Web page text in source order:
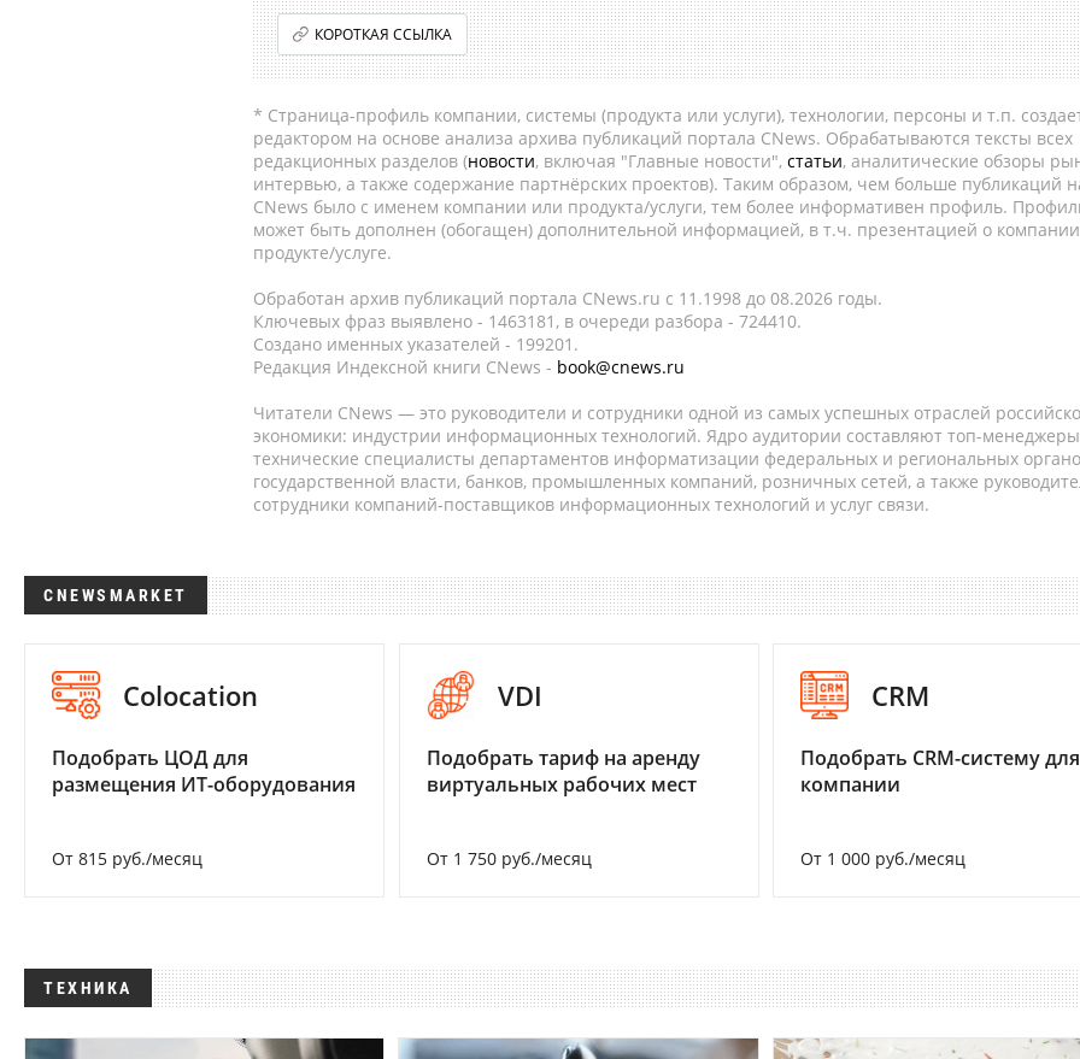
КОРОТКАЯ ССЫЛКА
* Страница-профиль компании, системы (продукта или услуги), технологии, персоны и т.п.
редактором на основе анализа архива публикаций портала CNews. Обрабатываются тексты всех
редакционных разделов (новости, включая "Главные новости", статьи, аналитические обзоры
интервью, а также содержание партнёрских проектов). Таким образом, чем больше публикаций
CNews было с именем компании или продукта/услуги, тем более информативен профиль.
может быть дополнен (обогащен) дополнительной информацией, в т.ч. презентацией о
продукте/услуге.
Обработан архив публикаций портала CNews.ru c 11.1998 до 08.2026 годы.
Ключевых фраз выявлено - 1463181, в очереди разбора - 724410.
Создано именных указателей - 199201.
Редакция Индексной книги CNews - book@cnews.ru
Читатели CNews — это руководители и сотрудники одной из самых успешных отраслей
экономики: индустрии информационных технологий. Ядро аудитории составляют топ-
технические специалисты департаментов информатизации федеральных и региональных
государственной власти, банков, промышленных компаний, розничных сетей, а также
сотрудники компаний-поставщиков информационных технологий и услуг связи.
CNEWSMARKET
Colocation
Подобрать ЦОД для
размещения ИТ-оборудования
От 815 руб./месяц
VDI
Подобрать тариф на аренду
виртуальных рабочих мест
От 1 750 руб./месяц
CRM
Подобрать CRM-систему для
компании
От 1 000 руб./месяц
ТЕХНИКА